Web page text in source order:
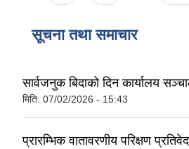
सूचना तथा समाचार
सार्वजनुक बिदाको दिन कार्यालय
मिति: 07/02/2026 - 15:43
प्रारम्भिक वातावरणीय परिक्षण